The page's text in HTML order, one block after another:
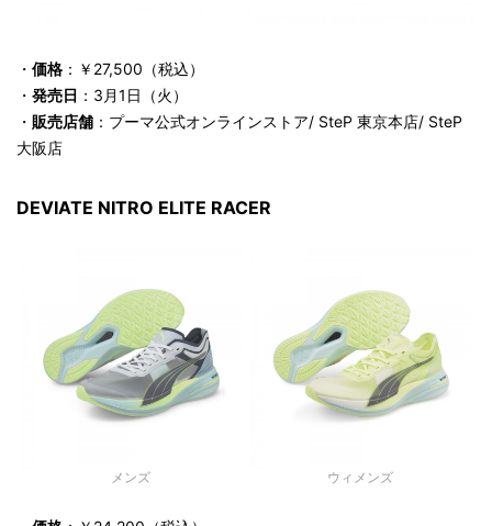
・ 価格 ：￥27,500（税込）
・ 発売日 ：3月1日（火）
・ 販売店舗 ：プーマ公式オンラインストア/ SteP 東京本店/ SteP
大阪店
DEVIATE NITRO ELITE RACER
メンズ ウィメンズ